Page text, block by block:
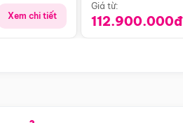
Xem chi tiết
Giá từ:
112.900.000đ